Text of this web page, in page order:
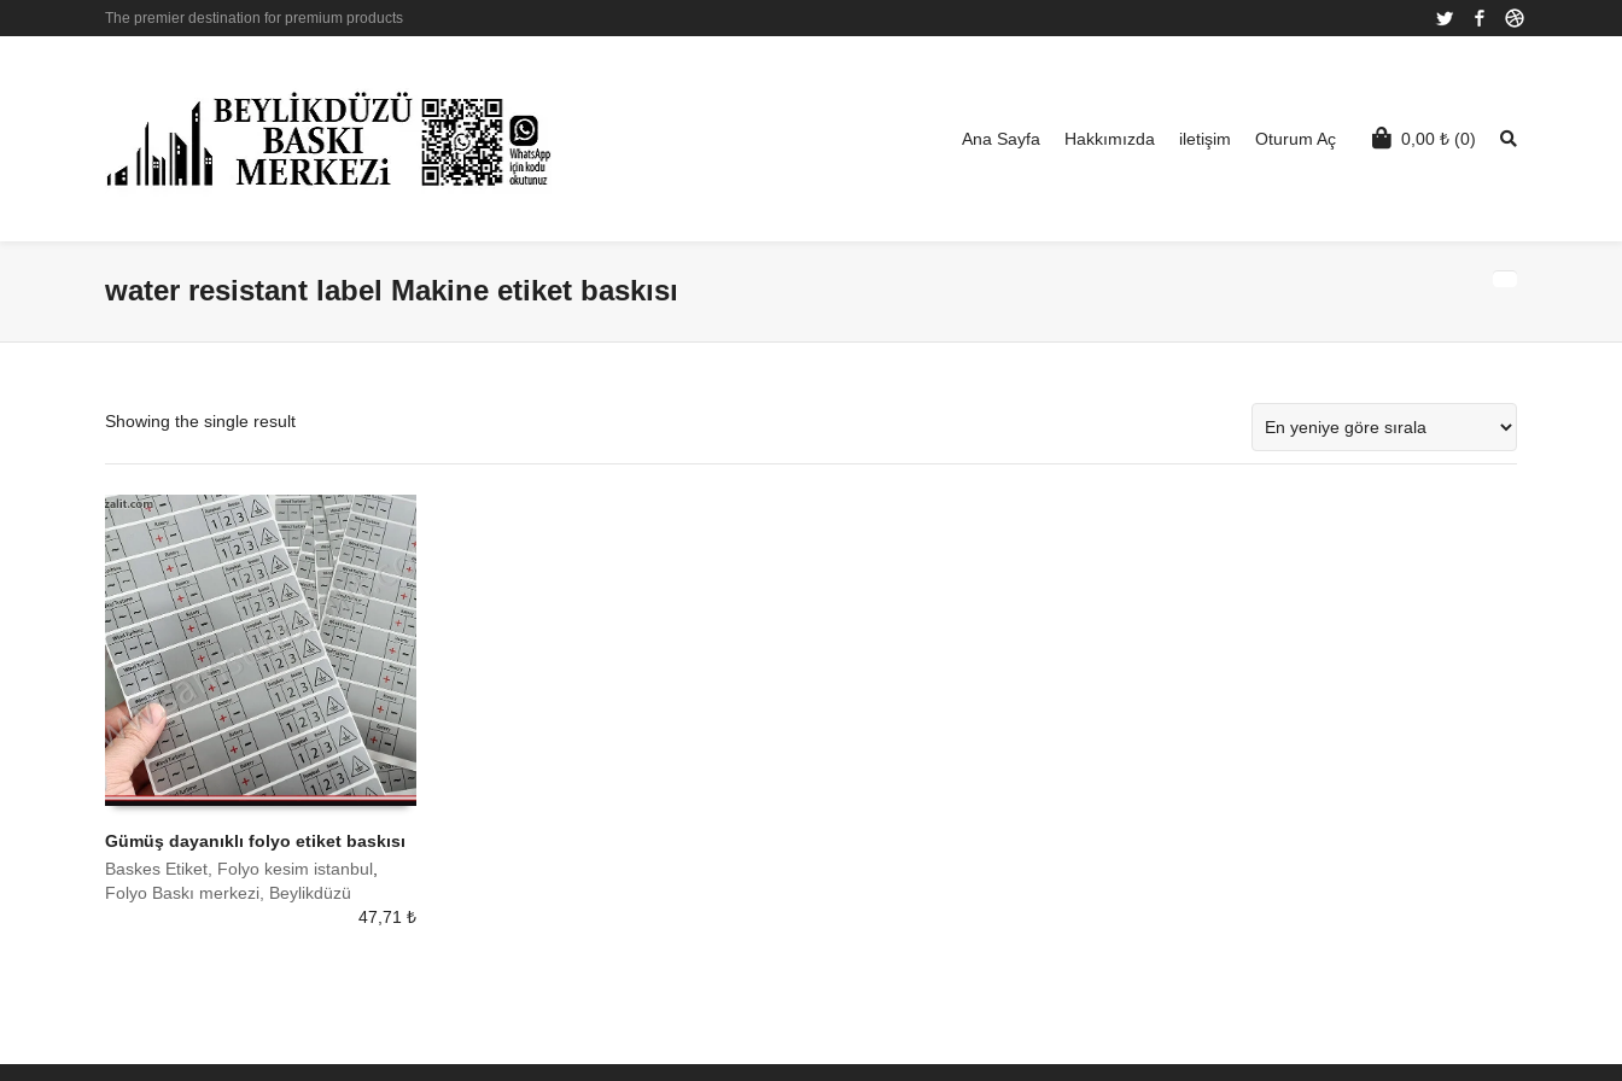
The premier destination for premium products Twitter Facebook
0,00 ₺ (0)
Ana Sayfa Hakkımızda iletişim Oturum Aç
water resistant label Makine etiket baskısı
Showing the single result
SEPETE EKLE
Gümüş dayanıklı folyo etiket baskısı
Baskes Etiket, Folyo kesim istanbul
Folyo Baskı merkezi, Beylikdüzü
47,71 ₺